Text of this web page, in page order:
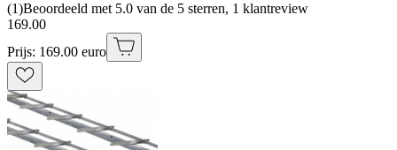
(1)Beoordeeld met 5.0 van de 5 sterren, 1 klantreview
169.00
Prijs: 169.00 euro